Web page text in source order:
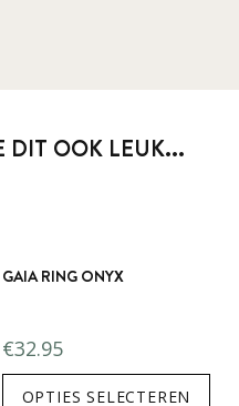
DIT OOK LEUK...
GAIA RING ONYX
€32.95
OPTIES SELECTEREN